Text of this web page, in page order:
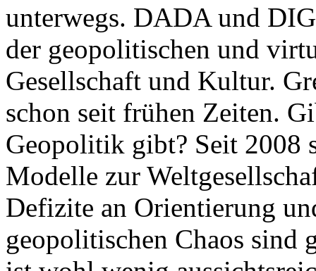
unterwegs. DADA und
der geopolitischen und
Gesellschaft und Kultur.
schon seit frühen Zeiten.
Geopolitik gibt? Seit 2008
Modelle zur
Defizite an Orientierung
geopolitischen Chaos sind